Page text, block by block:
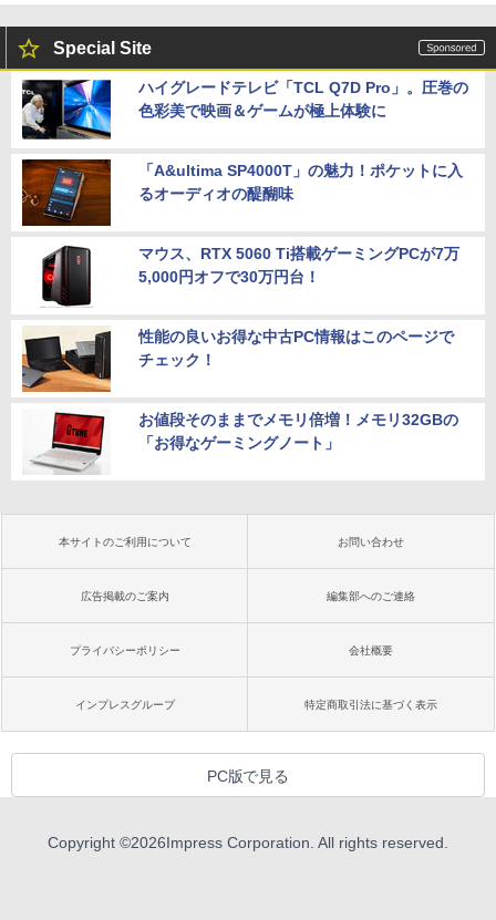
Special Site
ハイグレードテレビ「TCL Q7D Pro」。圧巻の
色彩美で映画＆ゲームが極上体験に
「A&ultima SP4000T」の魅力！ポケットに入
るオーディオの醍醐味
マウス、RTX 5060 Ti搭載ゲーミングPCが7万
5,000円オフで30万円台！
性能の良いお得な中古PC情報はこのページで
チェック！
お値段そのままでメモリ倍増！メモリ32GBの
「お得なゲーミングノート」
本サイトのご利用について お問い合わせ
広告掲載のご案内 編集部へのご連絡
プライバシーポリシー 会社概要
インプレスグループ 特定商取引法に基づく表示
PC版で見る
Copyright ©2026Impress Corporation. All rights reserved.